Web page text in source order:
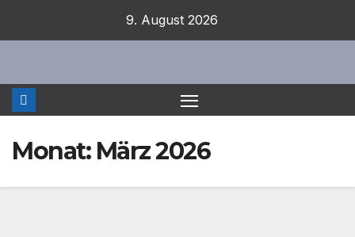
9. August 2026
Monat: März 2026